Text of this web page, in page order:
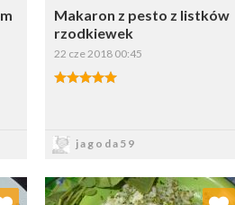
Makaron z pesto z listków
rzodkiewek
22 cze 2018 00:45
jagoda59
Dodaj do ulubionych